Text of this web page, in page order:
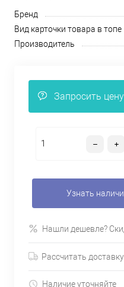
Бренд
Вид карточки товара в топе
Производитель
Запросить цену
Узнать
Нашли дешевле?
Рассчитать доставку
Наличие уточняйте